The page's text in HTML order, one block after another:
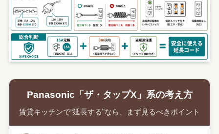
Panasonic「ザ・タップX」系の考え方
賃貸キッチンで“延長する”なら、まず見るべきポイント